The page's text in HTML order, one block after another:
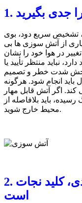
جدی بگیرید
تشخیص سریع دود، بوی
از آتش سوزی ها بی
در هوا خود را نشان
نباید منتظر تأیید یا
شدت خطر و تصمیم
باید انجام شود. هرگونه
کند. اگر آتش قابل مهار
باید بلافاصله از
محیط خارج شوید.
2. حفظ آرامش و خونسردی، کلید نجات
است